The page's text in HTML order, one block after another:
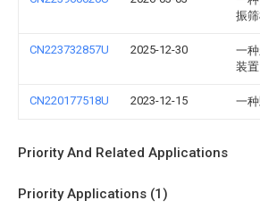
振
CN223732857U 2025-12-30
一
装置
CN220177518U 2023-12-15 一
Priority And Related Applications
Priority Applications (1)